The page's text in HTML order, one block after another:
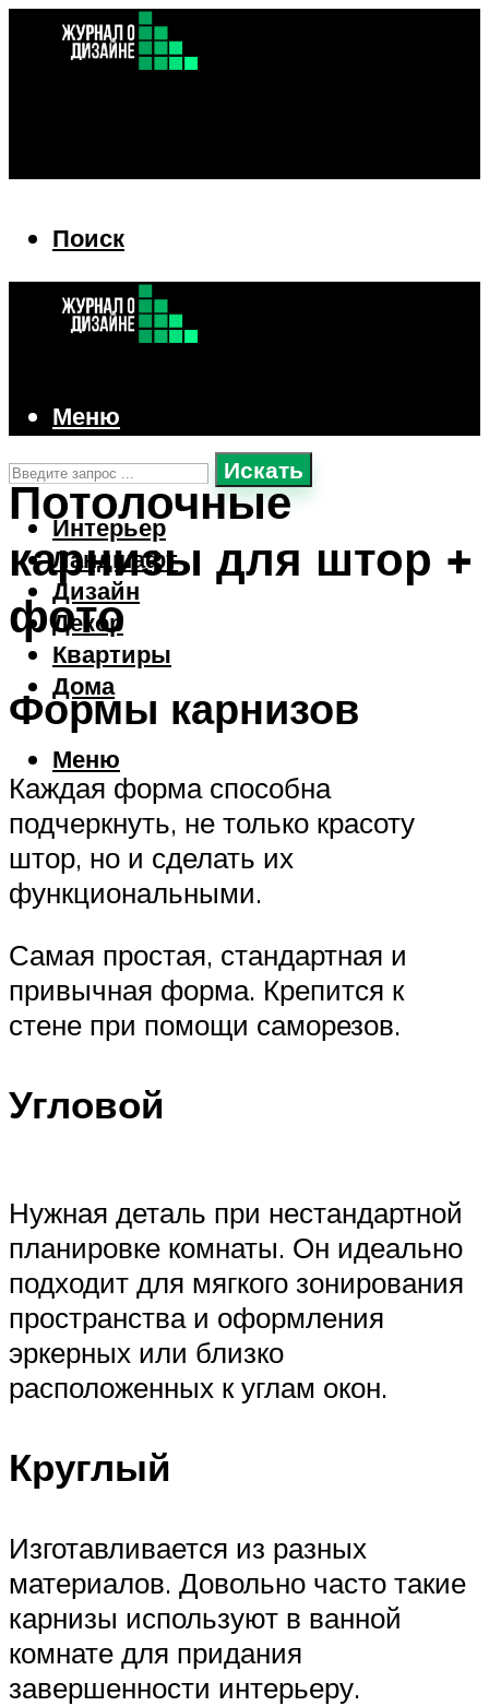
Поиск
Искать
Интерьер
Ландшафт
Дизайн
Декор
Квартиры
Дома
Меню
Меню
Потолочные
карнизы для штор +
фото
Формы карнизов
Каждая форма способна
подчеркнуть, не только красоту
штор, но и сделать их
функциональными.
Самая простая, стандартная и
привычная форма. Крепится к
стене при помощи саморезов.
Угловой
Нужная деталь при нестандартной
планировке комнаты. Он идеально
подходит для мягкого зонирования
пространства и оформления
эркерных или близко
расположенных к углам окон.
Круглый
Изготавливается из разных
материалов. Довольно часто такие
карнизы используют в ванной
комнате для придания
завершенности интерьеру.